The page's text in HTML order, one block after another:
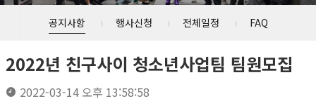
공지사항 행사신청 전체일정 FAQ
2022년 친구사이 청소년사업팀 팀원모집
2022-03-14 오후 13:58:58